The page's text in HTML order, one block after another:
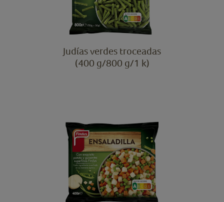
Judías verdes troceadas
(400 g/800 g/1 k)